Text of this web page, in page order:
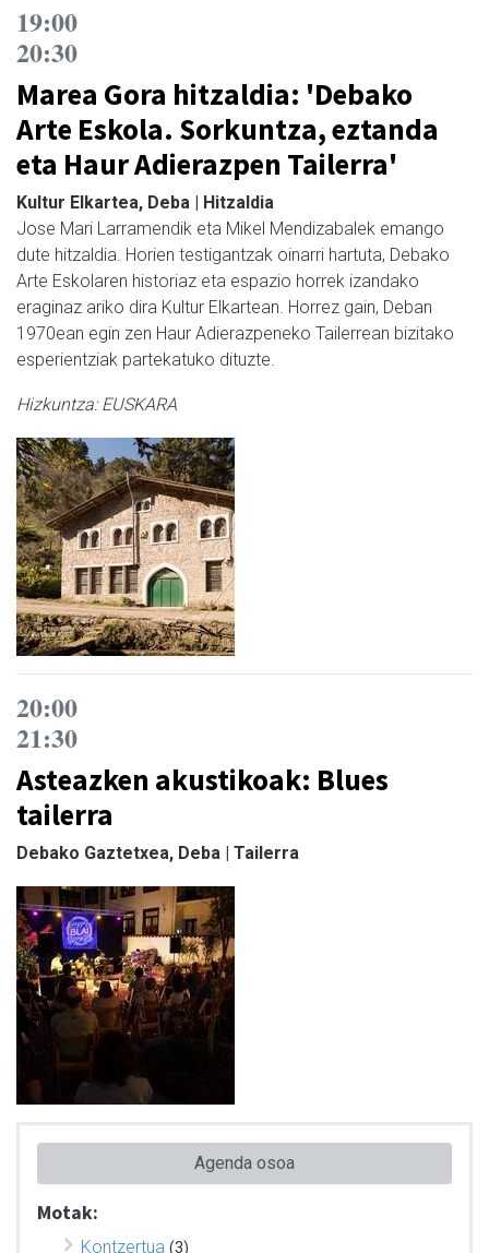
19:00
20:30
Marea Gora hitzaldia: 'Debako
Arte Eskola. Sorkuntza, eztanda
eta Haur Adierazpen Tailerra'
Kultur Elkartea, Deba | Hitzaldia
Jose Mari Larramendik eta Mikel Mendizabalek emango
dute hitzaldia. Horien testigantzak oinarri hartuta, Debako
Arte Eskolaren historiaz eta espazio horrek izandako
eraginaz ariko dira Kultur Elkartean. Horrez gain, Deban
1970ean egin zen Haur Adierazpeneko Tailerrean bizitako
esperientziak partekatuko dituzte.
Hizkuntza:EUSKARA
20:00
21:30
Asteazken akustikoak: Blues
tailerra
Debako Gaztetxea, Deba | Tailerra
Agenda osoa
Motak:
Kontzertua (3)